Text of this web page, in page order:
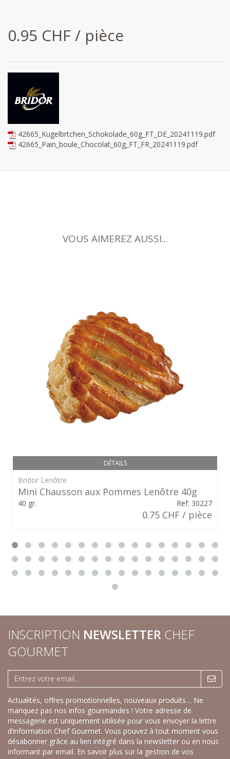
0.95 CHF / pièce
42665_Kugelbrtchen_Schokolade_60g_FT_DE_20241119.pdf
42665_Pain_boule_Chocolat_60g_FT_FR_20241119.pdf
VOUS AIMEREZ AUSSI...
DÉTAILS
Bridor Lenôtre
Mini Chausson aux Pommes Lenôtre 40g
40 gr. Ref: 30227
0.75 CHF / pièce
INSCRIPTION NEWSLETTER CHEF
GOURMET
Actualités, offres promotionnelles, nouveaux produits… Ne
manquez pas nos infos gourmandes ! Votre adresse de
messagerie est uniquement utilisée pour vous envoyer la lettre
d’information Chef Gourmet. Vous pouvez à tout moment vous
désabonner grâce au lien intégré dans la newsletter ou en nous
informant par email. En savoir plus sur la gestion de vos